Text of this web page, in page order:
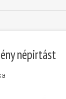
népirtást